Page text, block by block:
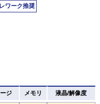
ワーク推奨
ジ メモリ 液晶/解像度